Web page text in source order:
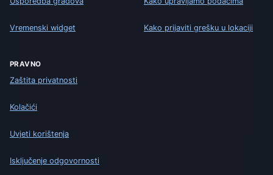
Vremenski widget Kako prijaviti grešku u lokaciji
PRAVNO
Zaštita privatnosti
Kolačići
Uvjeti korištenja
Isključenje odgovornosti